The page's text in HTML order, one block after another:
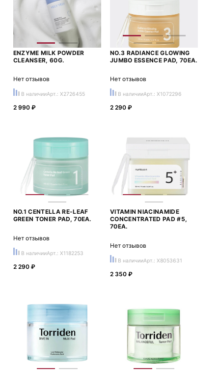
ENZYME MILK POWDER
CLEANSER, 60G.
Нет отзывов
В наличииАрт.: X2726455
2 990 ₽
NO.3 RADIANCE GLOWING
JUMBO ESSENCE PAD, 70EA.
Нет отзывов
В наличииАрт.: X1072296
2 290 ₽
NO.1 CENTELLA RE-LEAF
GREEN TONER PAD, 70EA.
Нет отзывов
В наличииАрт.: X1182253
2 290 ₽
VITAMIN NIACINAMIDE
CONCENTRATED PAD #5,
70EA.
Нет отзывов
В наличииАрт.: X8053631
2 350 ₽